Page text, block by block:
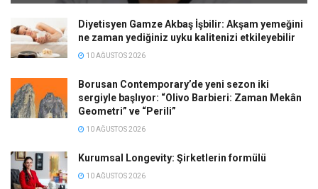
Diyetisyen Gamze Akbaş İşbilir: Akşam yemeğini
ne zaman yediğiniz uyku kalitenizi etkileyebilir
10 AĞUSTOS 2026
Borusan Contemporary’de yeni sezon iki
sergiyle başlıyor: “Olivo Barbieri: Zaman Mekân
Geometri” ve “Perili”
10 AĞUSTOS 2026
Kurumsal Longevity: Şirketlerin formülü
10 AĞUSTOS 2026